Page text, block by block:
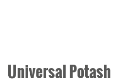
Universal